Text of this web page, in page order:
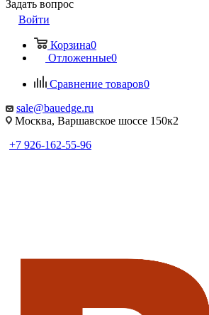
Задать вопрос
Войти
Корзина0
Отложенные0
Сравнение товаров0
sale@bauedge.ru
Москва, Варшавское шоссе 150к2
+7 926-162-55-96